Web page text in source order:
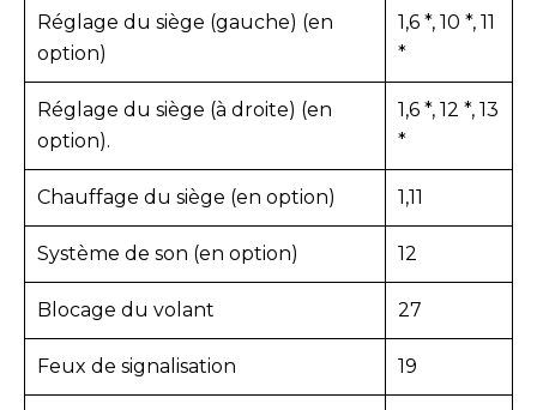
Réglage du siège (gauche) (en
option)
1,6 *, 10 *, 11
*
Réglage du siège (à droite) (en
option).
1,6 *, 12 *, 13
*
Chauffage du siège (en option) 1,11
Système de son (en option) 12
Blocage du volant 27
Feux de signalisation 19